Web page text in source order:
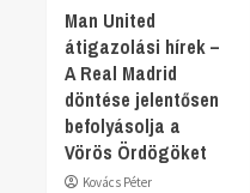
Man United
átigazolási hírek –
A Real Madrid
döntése jelentősen
befolyásolja a
Vörös Ördögöket
Kovács Péter